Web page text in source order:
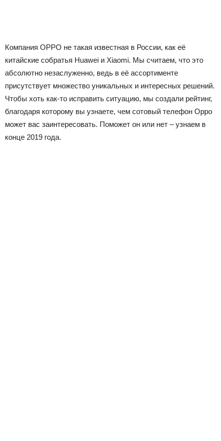
Компания OPPO не такая известная в России, как её
китайские собратья Huawei и Xiaomi. Мы считаем, что это
абсолютно незаслуженно, ведь в её ассортименте
присутствует множество уникальных и интересных решений.
Чтобы хоть как-то исправить ситуацию, мы создали рейтинг,
благодаря которому вы узнаете, чем сотовый телефон Oppo
может вас заинтересовать. Поможет он или нет – узнаем в
конце 2019 года.